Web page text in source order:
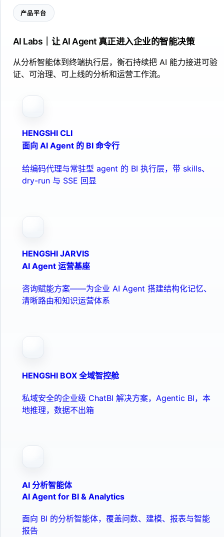
产品平台
AI Labs｜让 AI Agent 真正进入企业的智能决策
从分析智能体到终端执行层，衡石持续把 AI 能力接进可验
证、可治理、可上线的分析和运营工作流。
HENGSHI CLI
面向 AI Agent 的 BI 命令行
给编码代理与常驻型 agent 的 BI 执行层，带 skills、
dry-run 与 SSE 回显
HENGSHI JARVIS
AI Agent 运营基座
咨询赋能方案——为企业 AI Agent 搭建结构化记忆、
清晰路由和知识运营体系
HENGSHI BOX 全域智控舱
私域安全的企业级 ChatBI 解决方案，Agentic BI，本
地推理，数据不出箱
AI 分析智能体
AI Agent for BI & Analytics
面向 BI 的分析智能体，覆盖问数、建模、报表与智能
报告